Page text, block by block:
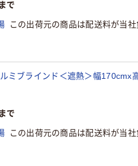
で
この出荷元の商品は配送料が当社
ミブラインド＜遮熱＞幅
で
この出荷元の商品は配送料が当社